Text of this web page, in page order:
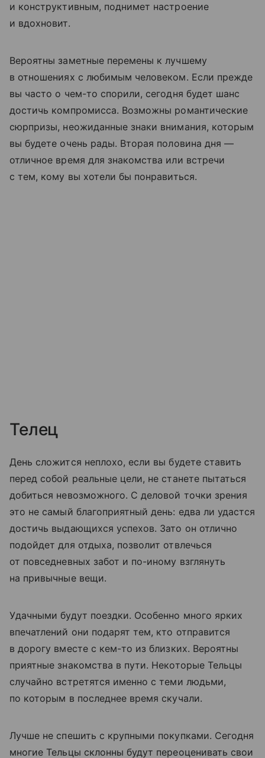
и конструктивным, поднимет настроение
и вдохновит.
Вероятны заметные перемены к лучшему
в отношениях с любимым человеком. Если прежде
вы часто о чем-то спорили, сегодня будет шанс
достичь компромисса. Возможны романтические
сюрпризы, неожиданные знаки внимания, которым
вы будете очень рады. Вторая половина дня —
отличное время для знакомства или встречи
с тем, кому вы хотели бы понравиться.
Телец
День сложится неплохо, если вы будете ставить
перед собой реальные цели, не станете пытаться
добиться невозможного. С деловой точки зрения
это не самый благоприятный день: едва ли удастся
достичь выдающихся успехов. Зато он отлично
подойдет для отдыха, позволит отвлечься
от повседневных забот и по-иному взглянуть
на привычные вещи.
Удачными будут поездки. Особенно много ярких
впечатлений они подарят тем, кто отправится
в дорогу вместе с кем-то из близких. Вероятны
приятные знакомства в пути. Некоторые Тельцы
случайно встретятся именно с теми людьми,
по которым в последнее время скучали.
Лучше не спешить с крупными покупками. Сегодня
многие Тельцы склонны будут переоценивать свои